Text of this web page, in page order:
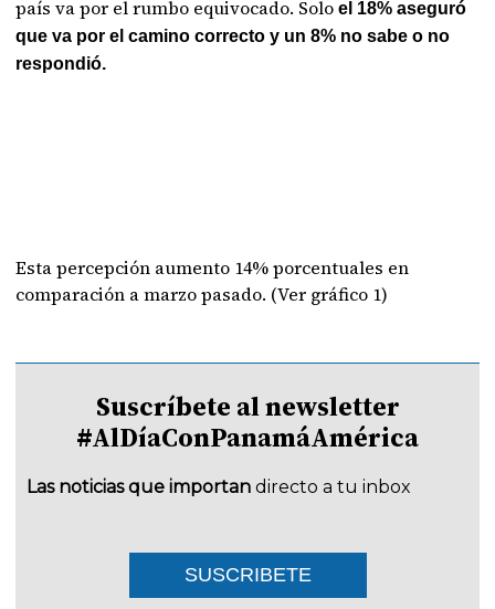
país va por el rumbo equivocado. Soloel 18% aseguró
que va por el camino correcto y un 8% no sabe o no
respondió.
Esta percepción aumento 14% porcentuales en
comparación a marzo pasado. (Ver gráfico 1)
Suscríbete al newsletter
#AlDíaConPanamáAmérica
Las noticias que importan directo a tu inbox
SUSCRIBETE